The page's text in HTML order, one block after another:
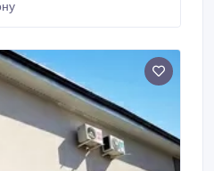
применить систему